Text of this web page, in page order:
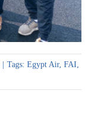
Tags: Egypt Air, FAI,